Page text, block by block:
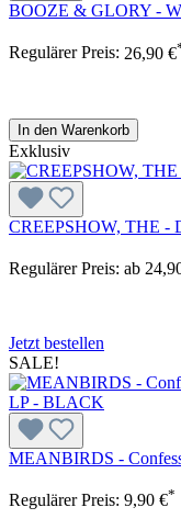
BOOZE & GLORY -
Regulärer Preis: 26,90 €
In den Warenkorb
Exklusiv
CREEPSHOW, THE -
Regulärer Preis: ab
Jetzt bestellen
SALE!
MEANBIRDS -
Regulärer Preis: 9,90 €*